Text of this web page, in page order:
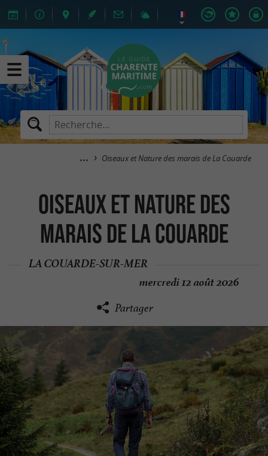
Oiseaux et Nature des marais de La Couarde
Oiseaux et Nature des
marais de La Couarde
LA COUARDE-SUR-MER
mercredi 12 août 2026
Partager